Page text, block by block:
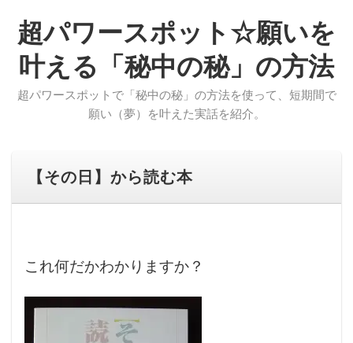
超パワースポット☆願いを
叶える「秘中の秘」の方法
超パワースポットで「秘中の秘」の方法を使って、短期間で
願い（夢）を叶えた実話を紹介。
【その日】から読む本
これ何だかわかりますか？